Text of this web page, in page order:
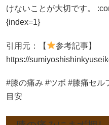
けないことが大切です。
{index=1}
引用元：【
参考記事】
https://
#膝の痛み #ツボ #膝痛セル
目安